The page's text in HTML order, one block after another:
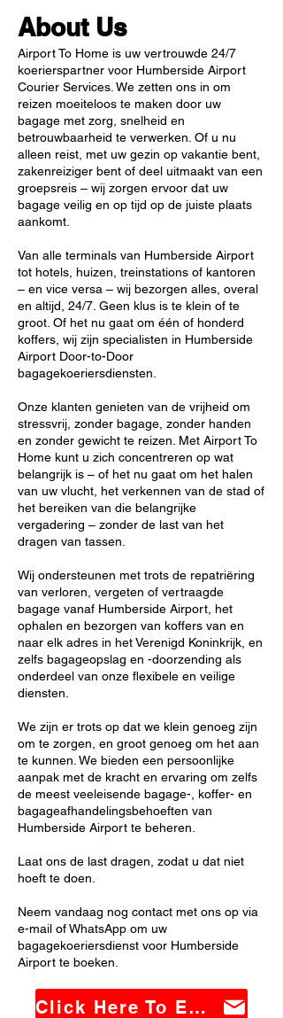
About Us
Airport To Home is uw vertrouwde 24/7
koerierspartner voor Humberside Airport
Courier Services. We zetten ons in om
reizen moeiteloos te maken door uw
bagage met zorg, snelheid en
betrouwbaarheid te verwerken. Of u nu
alleen reist, met uw gezin op vakantie bent,
zakenreiziger bent of deel uitmaakt van een
groepsreis – wij zorgen ervoor dat uw
bagage veilig en op tijd op de juiste plaats
aankomt.
Van alle terminals van Humberside Airport
tot hotels, huizen, treinstations of kantoren
– en vice versa – wij bezorgen alles, overal
en altijd, 24/7. Geen klus is te klein of te
groot. Of het nu gaat om één of honderd
koffers, wij zijn specialisten in Humberside
Airport Door-to-Door
bagagekoeriersdiensten.
Onze klanten genieten van de vrijheid om
stressvrij, zonder bagage, zonder handen
en zonder gewicht te reizen. Met Airport To
Home kunt u zich concentreren op wat
belangrijk is – of het nu gaat om het halen
van uw vlucht, het verkennen van de stad of
het bereiken van die belangrijke
vergadering – zonder de last van het
dragen van tassen.
Wij ondersteunen met trots de repatriëring
van verloren, vergeten of vertraagde
bagage vanaf Humberside Airport, het
ophalen en bezorgen van koffers van en
naar elk adres in het Verenigd Koninkrijk, en
zelfs bagageopslag en -doorzending als
onderdeel van onze flexibele en veilige
diensten.
We zijn er trots op dat we klein genoeg zijn
om te zorgen, en groot genoeg om het aan
te kunnen. We bieden een persoonlijke
aanpak met de kracht en ervaring om zelfs
de meest veeleisende bagage-, koffer- en
bagageafhandelingsbehoeften van
Humberside Airport te beheren.
Laat ons de last dragen, zodat u dat niet
hoeft te doen.
Neem vandaag nog contact met ons op via
e-mail of WhatsApp om uw
bagagekoeriersdienst voor Humberside
Airport te boeken.
Click Here To Email Us